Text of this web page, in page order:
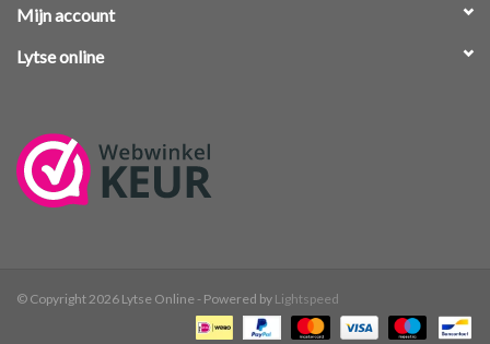
Mijn account
Lytse online
© Copyright 2026 Lytse Online - Powered by Lightspeed